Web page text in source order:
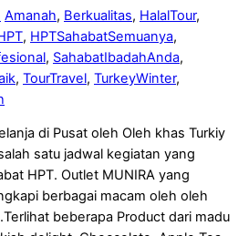
Amanah, Berkualitas, HalalTour,
, HPTSahabatSemuanya,
, SahabatIbadahAnda,
, TourTravel, TurkeyWinter,
di Pusat oleh Oleh khas Turkiy
satu jadwal kegiatan yang
HPT. Outlet MUNIRA yang
berbagai macam oleh oleh
beberapa Product dari madu